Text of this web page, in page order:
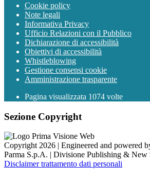
Cookie policy
Note legali
Informativa Privacy
Ufficio Relazioni con il Pubblico
Dichiarazione di accessibilità
Obiettivi di accessibilità
Whistleblowing
Gestione consensi cookie
Amministrazione trasparente
Pagina visualizzata 1074 volte
Sezione Copyright
Copyright 2026 | Engineered and powered
Parma S.p.A. | Divisione Publishing & New
Disclaimer trattamento dati personali